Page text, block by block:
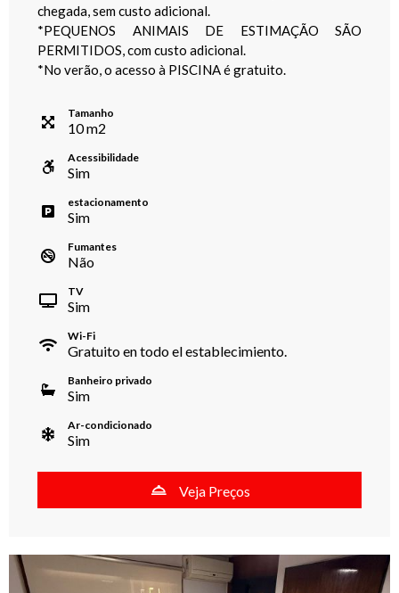
chegada, sem custo adicional.
*PEQUENOS ANIMAIS DE ESTIMAÇÃO SÃO
PERMITIDOS, com custo adicional.
*No verão, o acesso à PISCINA é gratuito.
Tamanho
10m2
Acessibilidade
Sim
estacionamento
Sim
Fumantes
Não
TV
Sim
Wi-Fi
Gratuito en todo el establecimiento.
Banheiro privado
Sim
Ar-condicionado
Sim
Veja Preços